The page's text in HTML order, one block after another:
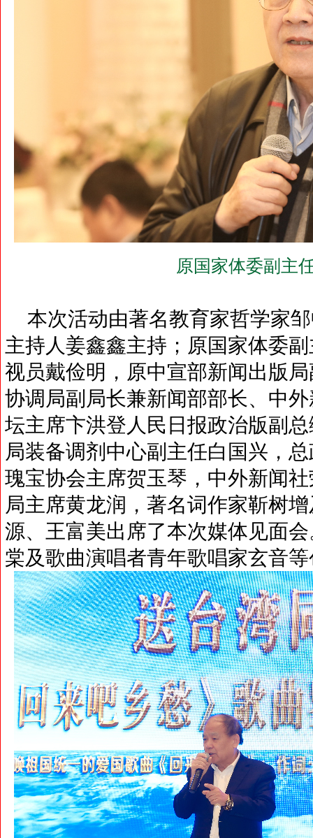
原国家体委副主
本次活动由著名教育家哲学家
主持人姜鑫鑫主持；原国家体委
视员戴俭明，原中宣部新闻出版
协调局副局长兼新闻部部长、中
坛主席卞洪登人民日报政治版副
局装备调剂中心副主任白国兴，
瑰宝协会主席贺玉琴，中外新闻
局主席黄龙润，著名词作家靳树
源、王富美出席了本次媒体见面
棠及歌曲演唱者青年歌唱家玄音